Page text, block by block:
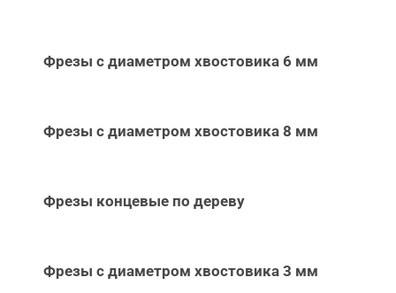
Фрезы с диаметром хвостовика 6 мм
Фрезы с диаметром хвостовика 8 мм
Фрезы концевые по дереву
Фрезы с диаметром хвостовика 3 мм